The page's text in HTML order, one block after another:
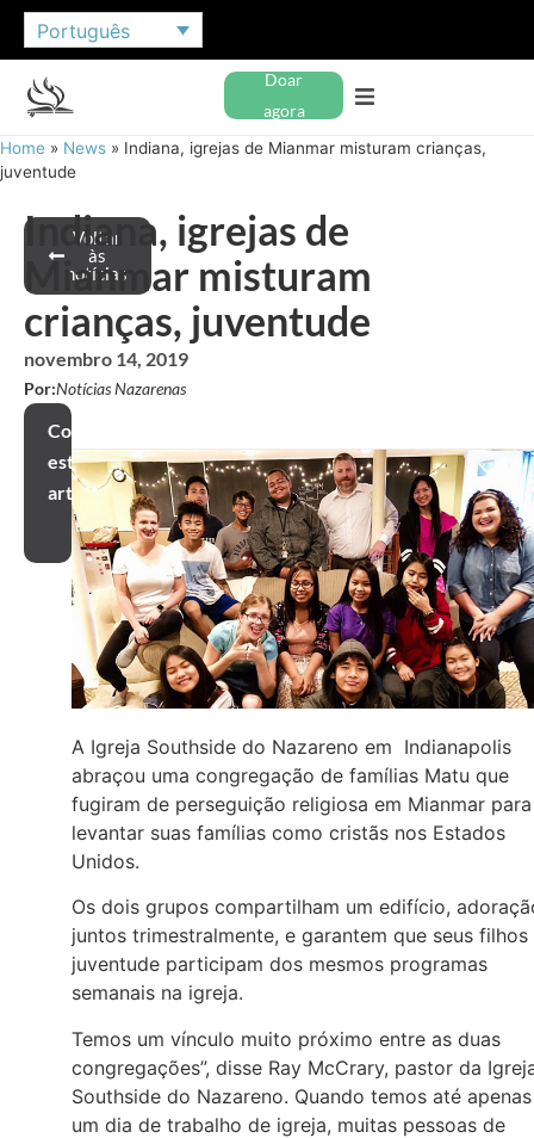
Português
Doar
agora
Home » News » Indiana, igrejas de Mianmar misturam crianças,
juventude
Voltar
às
notícias
Indiana, igrejas de
Mianmar misturam
crianças, juventude
novembro 14, 2019
Por:Notícias Nazarenas
Compartilhar
este
artigo
A Igreja Southside do Nazareno em Indianapolis
abraçou uma congregação de famílias Matu que
fugiram de perseguição religiosa em Mianmar para
levantar suas famílias como cristãs nos Estados
Unidos.
Os dois grupos compartilham um edifício,
juntos trimestralmente, e garantem que seus filhos
juventude participam dos mesmos programas
semanais na igreja.
Temos um vínculo muito próximo entre as duas
congregações”, disse Ray McCrary, pastor da
Southside do Nazareno. Quando temos até apenas
um dia de trabalho de igreja, muitas pessoas de